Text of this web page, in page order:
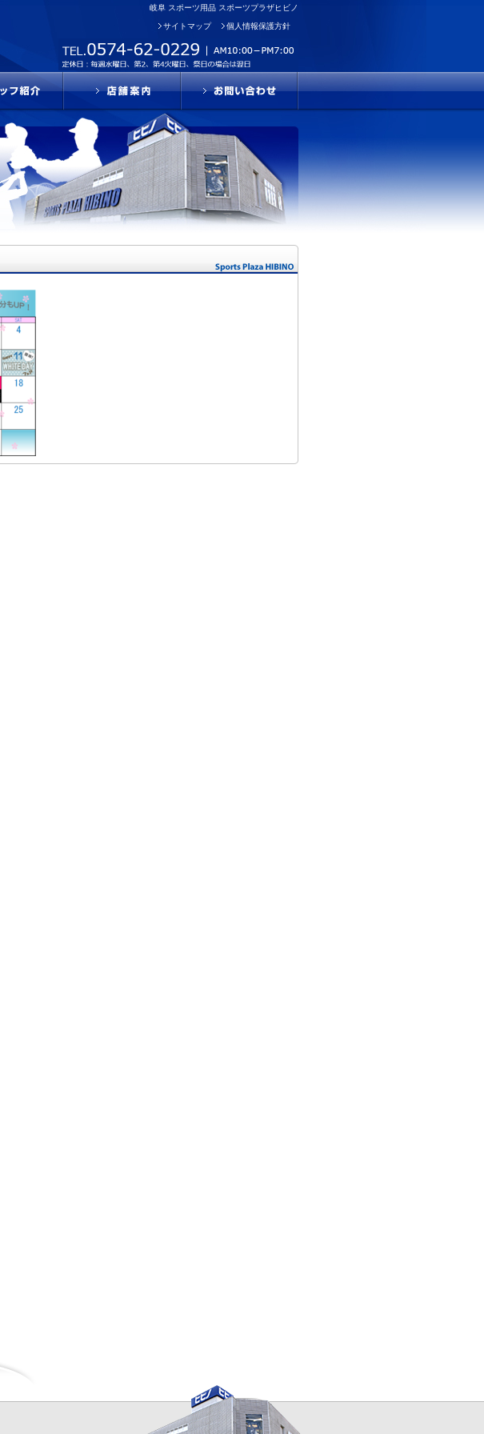
岐阜 スポーツ用品 スポーツプラザヒビノ
サイトマップ 個人情報保護方針